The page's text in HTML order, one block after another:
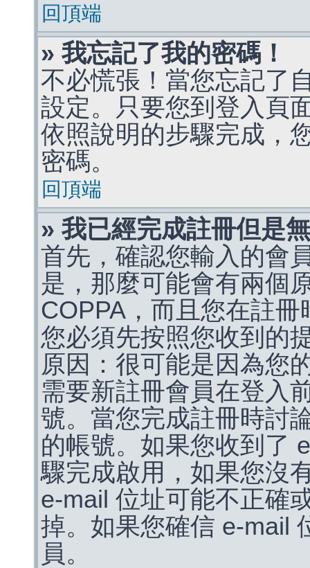
回頂端
» 我忘記了我的密碼！
不必慌張！當您忘記了
設定。只要您到登入頁
依照說明的步驟完成，
密碼。
回頂端
» 我已經完成註冊但是
首先，確認您輸入的會
是，那麼可能會有兩個
COPPA，而且您在註
您必須先按照您收到的
原因：很可能是因為您
需要新註冊會員在登入
號。當您完成註冊時討
的帳號。如果您收到了
驟完成啟用，如果您沒
e-mail 位址可能不正確
掉。如果您確信 e-mail
員。